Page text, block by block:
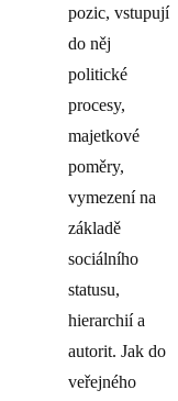
pozic, vstupují
do něj
politické
procesy,
majetkové
poměry,
vymezení na
základě
sociálního
statusu,
hierarchií a
autorit. Jak do
veřejného